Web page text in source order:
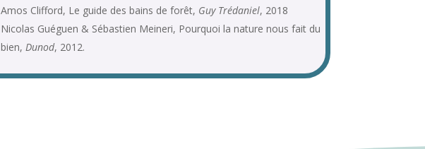
Amos Clifford, Le guide des bains de forêt, Guy Trédaniel, 2018
Nicolas Guéguen & Sébastien Meineri, Pourquoi la nature nous fait du
bien, Dunod, 2012.